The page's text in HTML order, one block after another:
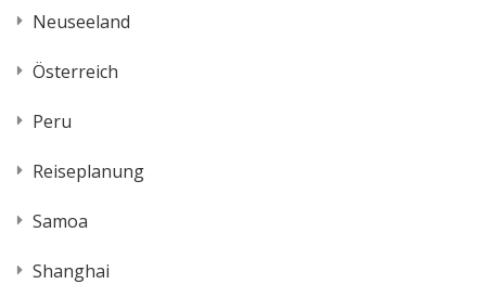
Neuseeland
Österreich
Peru
Reiseplanung
Samoa
Shanghai